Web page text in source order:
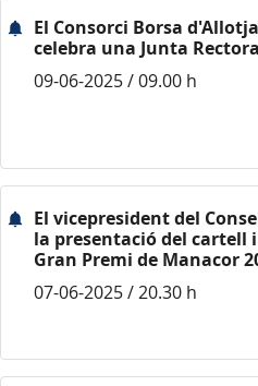
El Consorci Borsa
celebra una Junta Rectora
09-06-2025 / 09.00 h
El vicepresident del
la presentació del cartell
Gran Premi de Manacor
07-06-2025 / 20.30 h